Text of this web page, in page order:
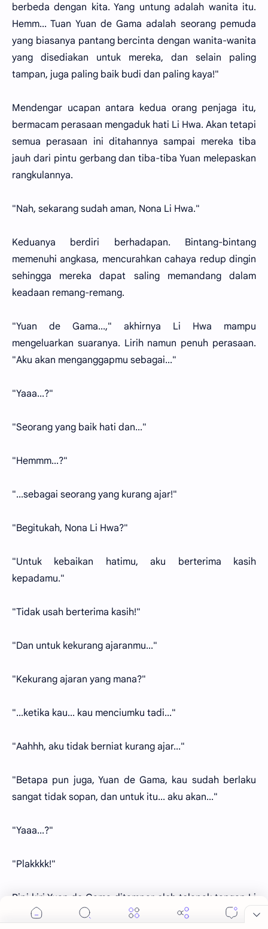
berbeda dengan kita. Yang untung adalah wanita itu.
Hemm... Tuan Yuan de Gama adalah seorang pemuda
yang biasanya pantang bercinta dengan wanita-wanita
yang disediakan untuk mereka, dan selain paling
tampan, juga paling baik budi dan paling kaya!"
Mendengar ucapan antara kedua orang penjaga itu,
bermacam perasaan mengaduk hati Li Hwa. Akan tetapi
semua perasaan ini ditahannya sampai mereka tiba
jauh dari pintu gerbang dan tiba-tiba Yuan melepaskan
rangkulannya.
"Nah, sekarang sudah aman, Nona Li Hwa."
Keduanya berdiri berhadapan. Bintang-bintang
memenuhi angkasa, mencurahkan cahaya redup dingin
sehingga mereka dapat saling memandang dalam
keadaan remang-remang.
"Yuan de Gama...," akhirnya Li Hwa mampu
mengeluarkan suaranya. Lirih namun penuh perasaan.
"Aku akan menganggapmu sebagai..."
"Yaaa...?"
"Seorang yang baik hati dan..."
"Hemmm...?"
"...sebagai seorang yang kurang ajar!"
"Begitukah, Nona Li Hwa?"
"Untuk kebaikan hatimu, aku berterima kasih
kepadamu."
"Tidak usah berterima kasih!"
"Dan untuk kekurang ajaranmu..."
"Kekurang ajaran yang mana?"
"...ketika kau... kau menciumku tadi..."
"Aahhh, aku tidak berniat kurang ajar..."
"Betapa pun juga, Yuan de Gama, kau sudah berlaku
sangat tidak sopan, dan untuk itu... aku akan..."
"Yaaa...?"
"Plakkkk!"
Pipi kiri Yuan de Gama ditampar oleh telapak tangan Li
Hwa. Dara itu tidak mengerahkan sinkang-nya, akan